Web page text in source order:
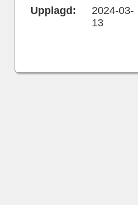
Upplagd:
2024-03-
13